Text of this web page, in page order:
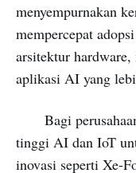
menyempurnakan
mempercepat
arsitektur
aplikasi AI yang
Bagi perusahaan
tinggi AI dan IoT
inovasi seperti Xe-